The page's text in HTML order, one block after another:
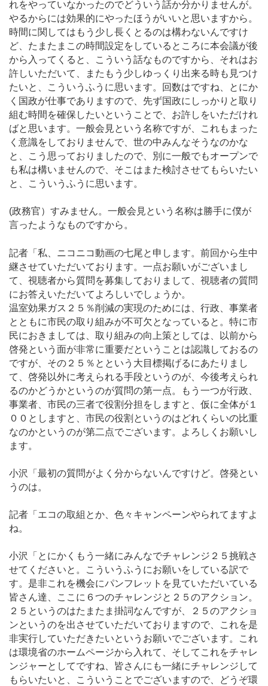
れをやっていなかったのでどういう話か分かりませんが。
やるからには効果的にやったほうがいいと思いますから。
時間に関してはもう少し長くとるのは構わないんですけ
ど、たまたまこの時間設定をしているところに本会議が後
から入ってくると、こういう話なものですから、それはお
許しいただいて、またもう少しゆっくり出来る時も見つけ
たいと、こういうふうに思います。回数はですね、とにか
く国政が仕事でありますので、先ず国政にしっかりと取り
組む時間を確保したいということで、お許しをいただけれ
ばと思います。一般会見という名称ですが、これもまった
く意識をしておりませんで、世の中みんなそうなのかな
と、こう思っておりましたので、別に一般でもオープンで
も私は構いませんので、そこはまた検討させてもらいたい
と、こういうふうに思います。
(政務官）すみません。一般会見という名称は勝手に僕が
言ったようなものですから。
記者「私、ニコニコ動画の七尾と申します。前回から生中
継させていただいております。一点お願いがございまし
て、視聴者から質問を募集しておりまして、視聴者の質問
にお答えいただいてよろしいでしょうか。
温室効果ガス２５％削減の実現のためには、行政、事業者
とともに市民の取り組みが不可欠となっていると。特に市
民におきましては、取り組みの向上策としては、以前から
啓発という面が非常に重要だということは認識しておるの
ですが、その２５％とという大目標掲げるにあたりまし
て、啓発以外に考えられる手段というのが、今後考えられ
るのかどうかというのが質問の第一点。もう一つが行政、
事業者、市民の三者で役割分担をしますと、仮に全体が１
００としますと、市民の役割というのはどれくらいの比重
なのかというのが第二点でございます。よろしくお願いし
ます。
小沢「最初の質問がよく分からないんですけど。啓発とい
うのは。
記者「エコの取組とか、色々キャンペーンやられてますよ
ね。
小沢「とにかくもう一緒にみんなでチャレンジ２５挑戦さ
せてくださいと。こういうふうにお願いをしている訳で
す。是非これを機会にパンフレットを見ていただいている
皆さん達、ここに６つのチャレンジと２５のアクション。
２５というのはたまたま掛詞なんですが、２５のアクショ
ンというのを出させていただいておりますので、これを是
非実行していただきたいというお願いでございます。これ
は環境省のホームページから入れて、そしてこれをチャレ
ンジャーとしてですね、皆さんにも一緒にチャレンジして
もらいたいと、こういうことでございますので、どうぞ環